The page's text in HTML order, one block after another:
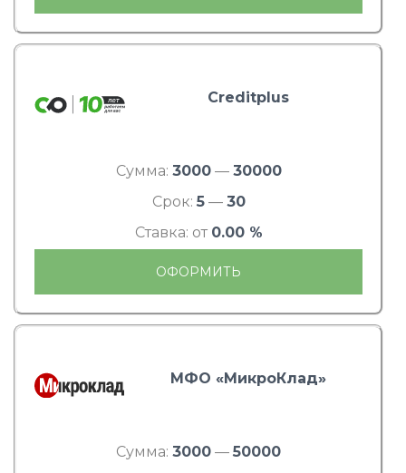
Creditplus
Сумма: 3000— 30000
Срок: 5— 30
Ставка: от 0.00 %
ОФОРМИТЬ
МФО «МикроКлад»
Сумма: 3000 — 50000